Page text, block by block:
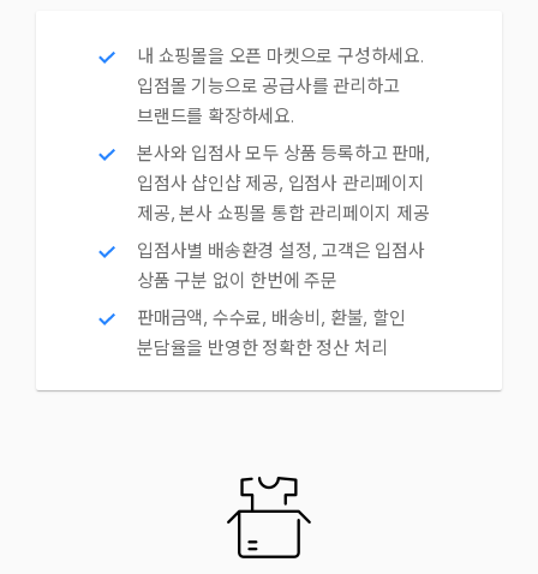
내 쇼핑몰을 오픈 마켓으로 구성하세요.
입점몰 기능으로 공급사를 관리하고
브랜드를 확장하세요.
본사와 입점사 모두 상품 등록하고 판매,
입점사 샵인샵 제공, 입점사 관리페이지
제공, 본사 쇼핑몰 통합 관리페이지 제공
입점사별 배송환경 설정, 고객은 입점사
상품 구분 없이 한번에 주문
판매금액, 수수료, 배송비, 환불, 할인
분담율을 반영한 정확한 정산 처리